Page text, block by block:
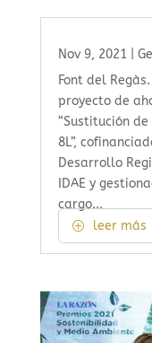
Nov 9, 2021
Font del
proyecto de
“Sustitución
8L”,
Desarrollo
IDAE y
cargo...
leer más